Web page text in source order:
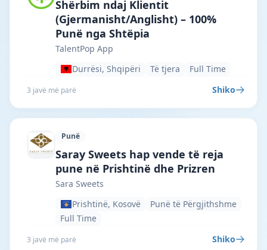
TalentPop App · Durrësi · #7289 —
Shërbim ndaj Klientit
(Gjermanisht/Anglisht) – 100%
Punë nga Shtëpia
TalentPop App
Durrësi, Shqipëri
Të tjera Full Time
3 javë më parë Shiko
Punë
Sara Sweets · Prishtinë · #7255 —
Saray Sweets hap vende të reja
pune në Prishtinë dhe Prizren
Sara Sweets
Prishtinë, Kosovë
Punë të Përgjithshme
Full Time
3 javë më parë Shiko